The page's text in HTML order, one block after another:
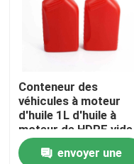
A propos de nous
Visite d'usine
Contrôle de la qualité
Conteneur des
véhicules à moteur
d'huile 1L d'huile à
moteur de HDPE vide
de bouteille
envoyer une